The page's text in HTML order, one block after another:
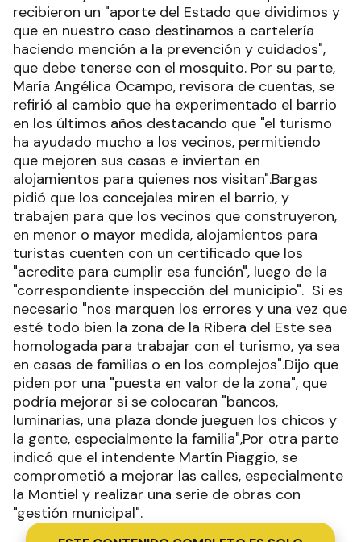
recibieron un "aporte del Estado que dividimos y
que en nuestro caso destinamos a cartelería
haciendo mención a la prevención y cuidados",
que debe tenerse con el mosquito. Por su parte,
María Angélica Ocampo, revisora de cuentas, se
refirió al cambio que ha experimentado el barrio
en los últimos años destacando que "el turismo
ha ayudado mucho a los vecinos, permitiendo
que mejoren sus casas e inviertan en
alojamientos para quienes nos visitan".Bargas
pidió que los concejales miren el barrio, y
trabajen para que los vecinos que construyeron,
en menor o mayor medida, alojamientos para
turistas cuenten con un certificado que los
"acredite para cumplir esa función", luego de la
"correspondiente inspección del municipio". Si es
necesario "nos marquen los errores y una vez que
esté todo bien la zona de la Ribera del Este sea
homologada para trabajar con el turismo, ya sea
en casas de familias o en los complejos".Dijo que
piden por una "puesta en valor de la zona", que
podría mejorar si se colocaran "bancos,
luminarias, una plaza donde jueguen los chicos y
la gente, especialmente la familia",Por otra parte
indicó que el intendente Martín Piaggio, se
comprometió a mejorar las calles, especialmente
la Montiel y realizar una serie de obras con
"gestión municipal".